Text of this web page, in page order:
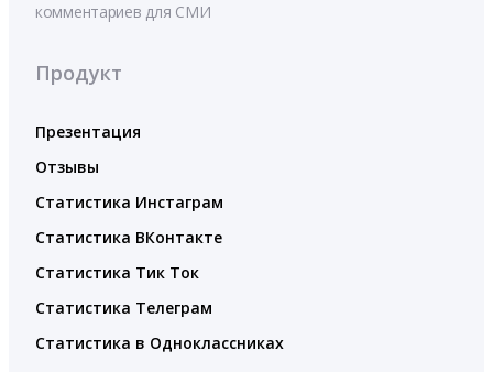
комментариев для СМИ
Продукт
Презентация
Отзывы
Статистика Инстаграм
Статистика ВКонтакте
Статистика Тик Ток
Статистика Телеграм
Статистика в Одноклассниках